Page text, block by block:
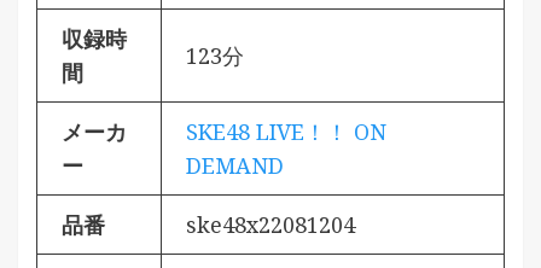
収録時
間
123分
メーカ
ー
SKE48 LIVE！！ ON
DEMAND
品番 ske48x22081204